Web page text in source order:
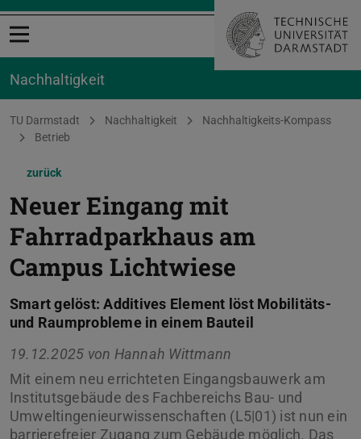
Menü öffnen
Nachhaltigkeit
Sie befinden sich hier:
TU Darmstadt Nachhaltigkeit
Nachhaltigkeits-Kompass
Betrieb
zurück
Neuer Eingang mit
Fahrradparkhaus am
Campus Lichtwiese
Smart gelöst: Additives Element löst Mobilitäts-
und Raumprobleme in einem Bauteil
19.12.2025 von Hannah Wittmann
Mit einem neu errichteten Eingangsbauwerk am
Institutsgebäude des Fachbereichs Bau- und
Umweltingenieurwissenschaften (L5|01) ist nun ein
barrierefreier Zugang zum Gebäude möglich. Das